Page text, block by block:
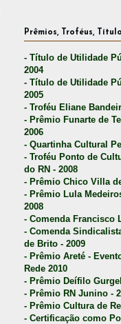
Prêmios, Troféus,
- Título de Utilidade
2004
- Título de Utilidade
2005
- Troféu Eliane
- Prêmio Funarte de
2006
- Quartinha Cultural
- Troféu Ponto de
do RN - 2008
- Prêmio Chico Villa
- Prêmio Lula
2008
- Comenda Francisco
- Comenda
de Brito - 2009
- Prêmio Areté - E
Rede 2010
- Prêmio Deífilo
- Prêmio RN Junino -
- Prêmio Cultura de
- Certificação como